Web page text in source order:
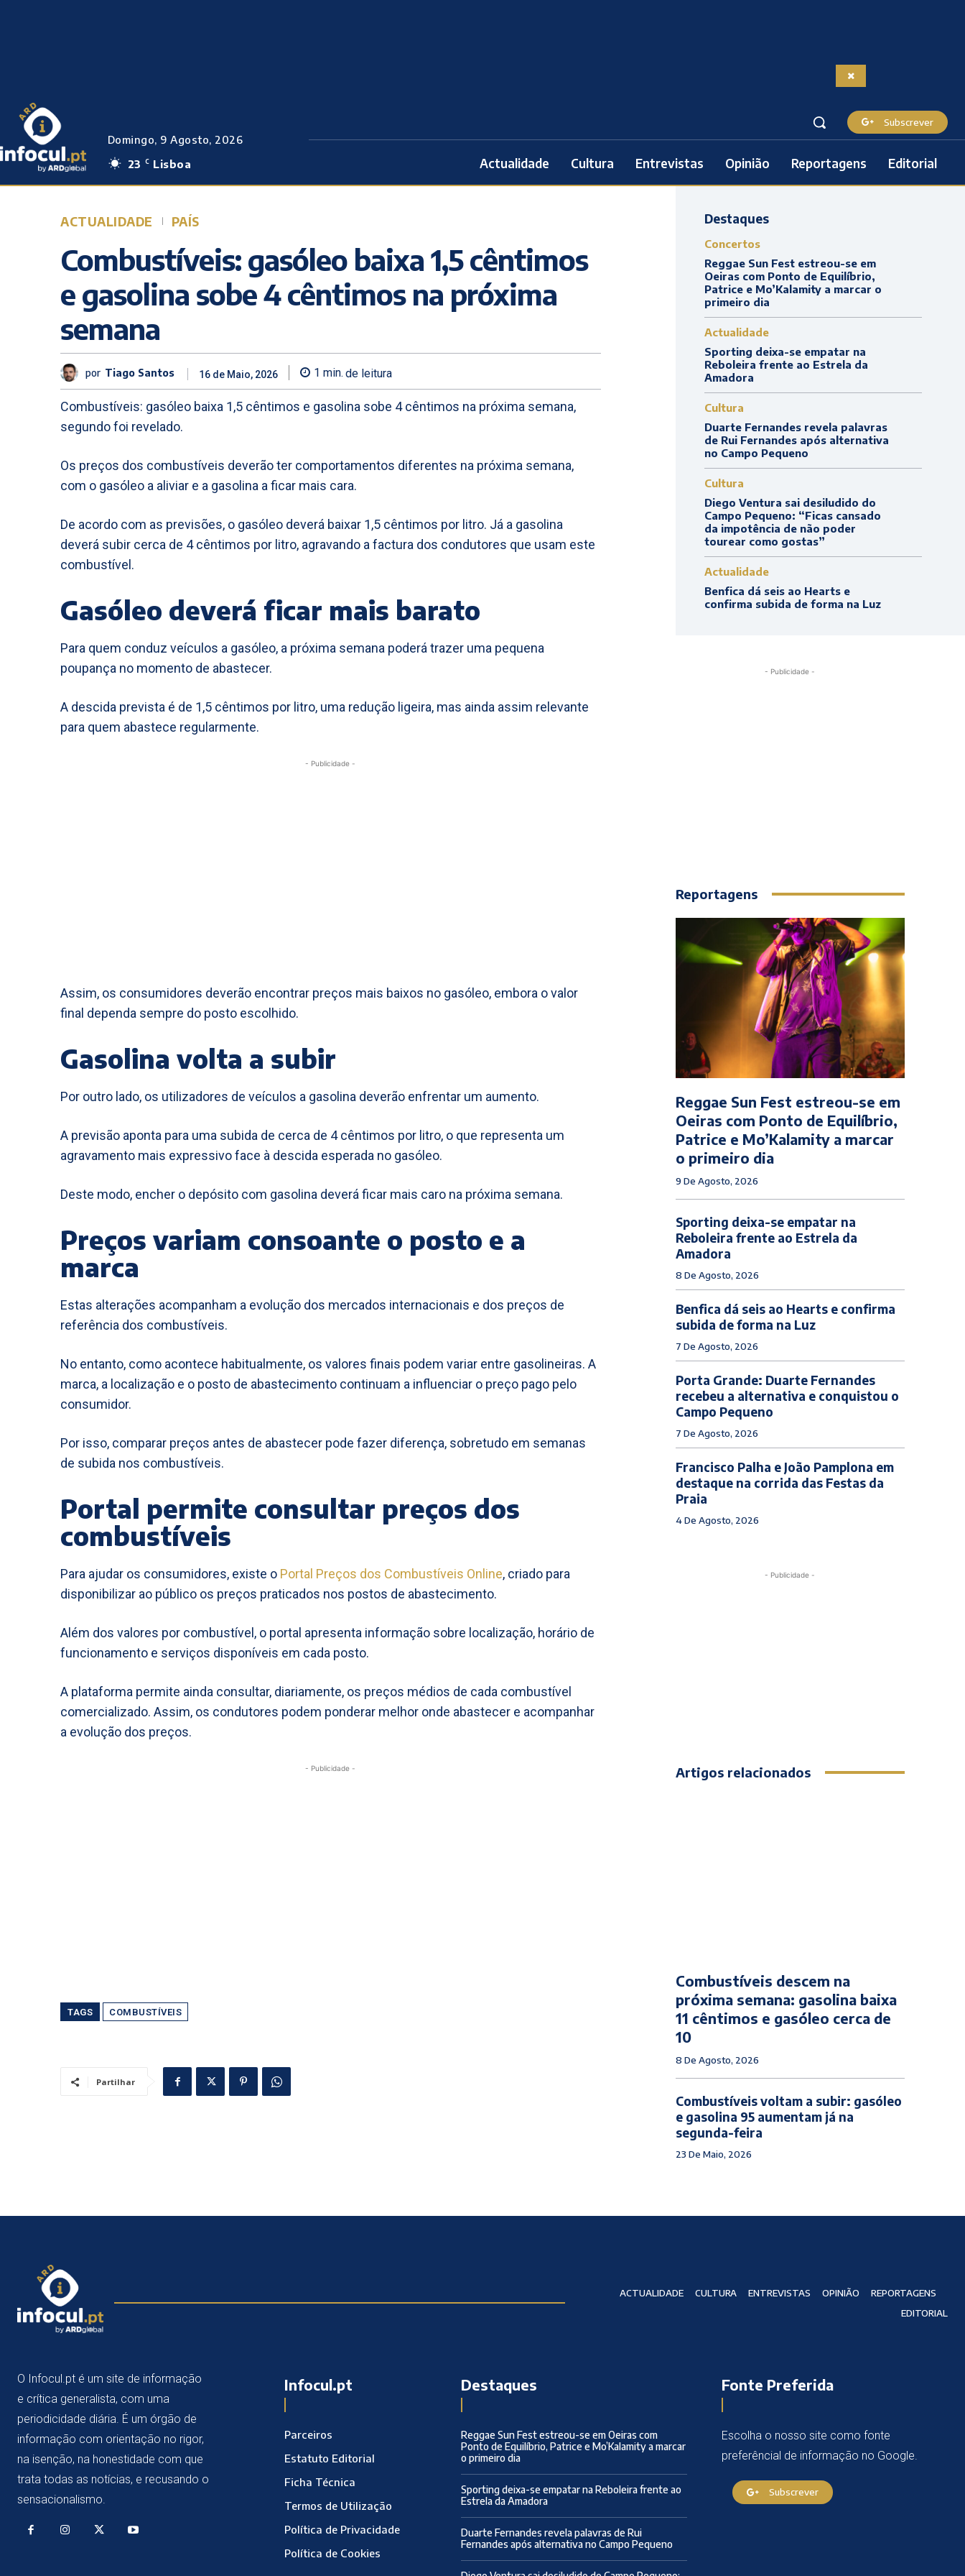
Domingo, 9 Agosto, 2026
23
C Lisboa
Subscrever
Actualidade Cultura Entrevistas Opinião Reportagens Editorial
ACTUALIDADE PAÍS
Combustíveis: gasóleo baixa 1,5 cêntimos
e gasolina sobe 4 cêntimos na próxima
semana
por Tiago Santos 16 de Maio, 2026 1 min. de leitura
Combustíveis: gasóleo baixa 1,5 cêntimos e gasolina sobe 4 cêntimos na próxima semana,
segundo foi revelado.
Os preços dos combustíveis deverão ter comportamentos diferentes na próxima semana,
com o gasóleo a aliviar e a gasolina a ficar mais cara.
De acordo com as previsões, o gasóleo deverá baixar 1,5 cêntimos por litro. Já a gasolina
deverá subir cerca de 4 cêntimos por litro, agravando a factura dos condutores que usam este
combustível.
Gasóleo deverá ficar mais barato
Para quem conduz veículos a gasóleo, a próxima semana poderá trazer uma pequena
poupança no momento de abastecer.
A descida prevista é de 1,5 cêntimos por litro, uma redução ligeira, mas ainda assim relevante
para quem abastece regularmente.
- Publicidade -
Assim, os consumidores deverão encontrar preços mais baixos no gasóleo, embora o valor
final dependa sempre do posto escolhido.
Gasolina volta a subir
Por outro lado, os utilizadores de veículos a gasolina deverão enfrentar um aumento.
A previsão aponta para uma subida de cerca de 4 cêntimos por litro, o que representa um
agravamento mais expressivo face à descida esperada no gasóleo.
Deste modo, encher o depósito com gasolina deverá ficar mais caro na próxima semana.
Preços variam consoante o posto e a
marca
Estas alterações acompanham a evolução dos mercados internacionais e dos preços de
referência dos combustíveis.
No entanto, como acontece habitualmente, os valores finais podem variar entre gasolineiras. A
marca, a localização e o posto de abastecimento continuam a influenciar o preço pago pelo
consumidor.
Por isso, comparar preços antes de abastecer pode fazer diferença, sobretudo em semanas
de subida nos combustíveis.
Portal permite consultar preços dos
combustíveis
Para ajudar os consumidores, existe o Portal Preços dos Combustíveis Online, criado para
disponibilizar ao público os preços praticados nos postos de abastecimento.
Além dos valores por combustível, o portal apresenta informação sobre localização, horário de
funcionamento e serviços disponíveis em cada posto.
A plataforma permite ainda consultar, diariamente, os preços médios de cada combustível
comercializado. Assim, os condutores podem ponderar melhor onde abastecer e acompanhar
a evolução dos preços.
- Publicidade -
TAGS COMBUSTÍVEIS
Partilhar
Destaques
Concertos
Reggae Sun Fest estreou-se em
Oeiras com Ponto de Equilíbrio,
Patrice e Mo’Kalamity a marcar o
primeiro dia
Actualidade
Sporting deixa-se empatar na
Reboleira frente ao Estrela da
Amadora
Cultura
Duarte Fernandes revela palavras
de Rui Fernandes após alternativa
no Campo Pequeno
Cultura
Diego Ventura sai desiludido do
Campo Pequeno: “Ficas cansado
da impotência de não poder
tourear como gostas”
Actualidade
Benfica dá seis ao Hearts e
confirma subida de forma na Luz
- Publicidade -
Reportagens
Reggae Sun Fest estreou-se em
Oeiras com Ponto de Equilíbrio,
Patrice e Mo’Kalamity a marcar
o primeiro dia
9 De Agosto, 2026
Sporting deixa-se empatar na
Reboleira frente ao Estrela da
Amadora
8 De Agosto, 2026
Benfica dá seis ao Hearts e confirma
subida de forma na Luz
7 De Agosto, 2026
Porta Grande: Duarte Fernandes
recebeu a alternativa e conquistou o
Campo Pequeno
7 De Agosto, 2026
Francisco Palha e João Pamplona em
destaque na corrida das Festas da
Praia
4 De Agosto, 2026
- Publicidade -
Artigos relacionados
Combustíveis descem na
próxima semana: gasolina baixa
11 cêntimos e gasóleo cerca de
10
8 De Agosto, 2026
Combustíveis voltam a subir: gasóleo
e gasolina 95 aumentam já na
segunda-feira
23 De Maio, 2026
ACTUALIDADE CULTURA ENTREVISTAS OPINIÃO
REPORTAGENS
EDITORIAL
O Infocul.pt é um site de informação
e crítica generalista, com uma
periodicidade diária. É um órgão de
informação com orientação no rigor,
na isenção, na honestidade com que
trata todas as notícias, e recusando o
sensacionalismo.
Infocul.pt
Parceiros
Estatuto Editorial
Ficha Técnica
Termos de Utilização
Política de Privacidade
Política de Cookies
Destaques
Reggae Sun Fest estreou-se em Oeiras com
Ponto de Equilíbrio, Patrice e Mo’Kalamity a marcar
o primeiro dia
Sporting deixa-se empatar na Reboleira frente ao
Estrela da Amadora
Duarte Fernandes revela palavras de Rui
Fernandes após alternativa no Campo Pequeno
Fonte Preferida
Escolha o nosso site como fonte
preferêncial de informação no Google.
Subscrever